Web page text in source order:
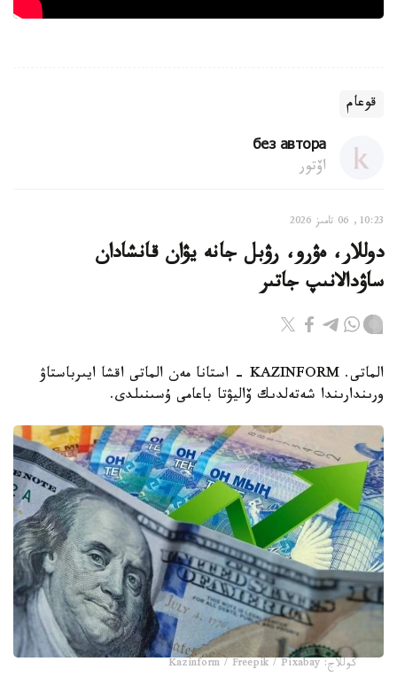
قوعام
без автора
اۆتور
10:23, 06 تامىز 2026
دوللار، ەۋرو، رۋبل جانە يۋان قانشادان
ساۋدالانىپ جاتىر
الماتى. KAZINFORM - استانا مەن الماتى اقشا ايىرباستاۋ
ورىندارىندا شەتەلدىك ۆاليۋتا باعامى ۇسىنىلدى.
كوللاج: Kazinform / Freepik / Pixabay